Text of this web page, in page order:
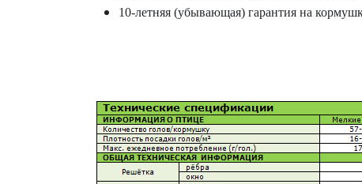
10-летняя (убывающая) гарантия на